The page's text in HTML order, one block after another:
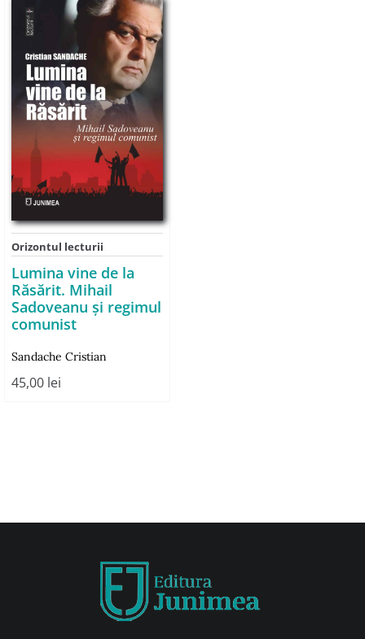
Orizontul lecturii
Lumina vine de la
Răsărit. Mihail
Sadoveanu și regimul
comunist
Sandache Cristian
45,00 lei